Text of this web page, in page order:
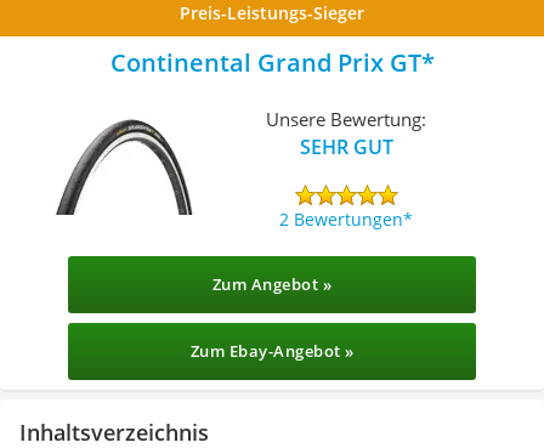
Preis-Leistungs-Sieger
Continental Grand Prix GT
Unsere Bewertung:
SEHR GUT
2 Bewertungen
Zum Angebot »
Zum Ebay-Angebot »
Inhaltsverzeichnis